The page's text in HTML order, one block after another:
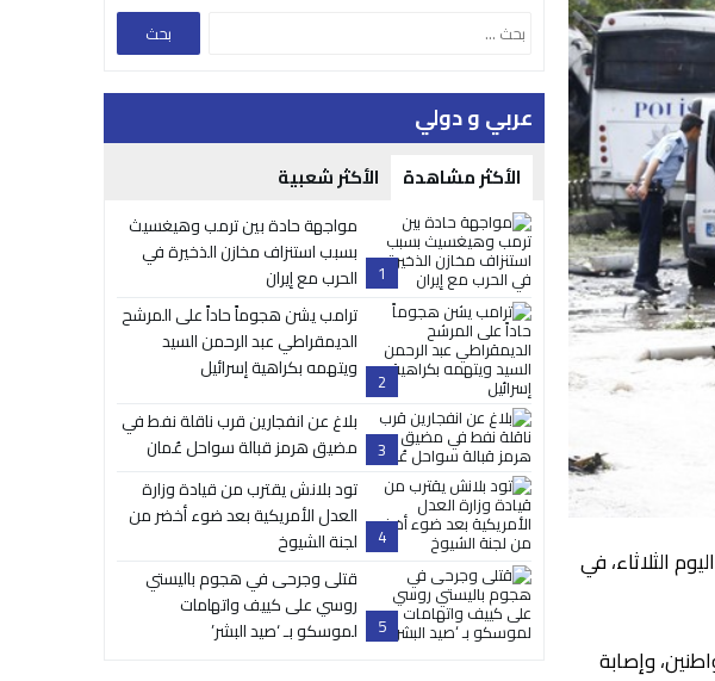
وقع صباح اليوم الثلاثاء، في
وإصابة
عربي و دولي
الأكثر مشاهدة الأكثر شعبية
1
مواجهة حادة بين ترمب وهيغسيث
بسبب استنزاف مخازن الذخيرة في
الحرب مع إيران
2
ترامب يشن هجوماً حاداً على المرشح
الديمقراطي عبد الرحمن السيد
ويتهمه بكراهية إسرائيل
3
بلاغ عن انفجارين قرب ناقلة نفط في
مضيق هرمز قبالة سواحل عُمان
4
تود بلانش يقترب من قيادة وزارة
العدل الأمريكية بعد ضوء أخضر من
لجنة الشيوخ
5
قتلى وجرحى في هجوم باليستي
روسي على كييف واتهامات
لموسكو بـ ‘صيد البشر’